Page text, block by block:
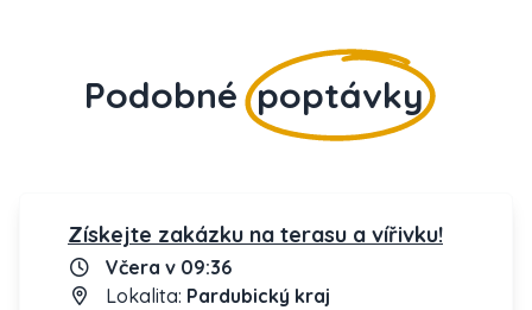
Podobné poptávky
Získejte zakázku na terasu a vířivku!
Včera v 09:36
Lokalita: Pardubický kraj